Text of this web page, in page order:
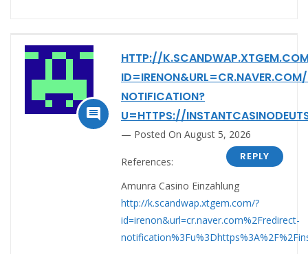

HTTP://
NOTIFICATION?
U=HTTPS://
Posted On August 5, 2026
REPLY
References:
Amunra Casino Einzahlung
http://k.scandwap.xtgem.com/?
id=irenon&url=cr.naver.com%2Fredirect-